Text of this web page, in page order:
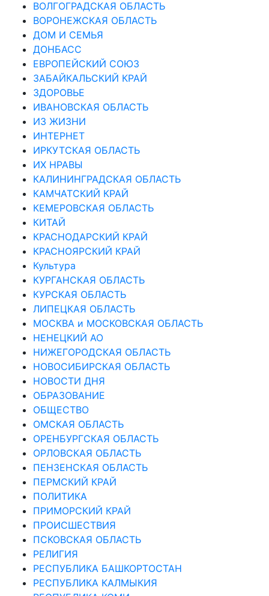
ВОЛГОГРАДСКАЯ ОБЛАСТЬ
ВОРОНЕЖСКАЯ ОБЛАСТЬ
ДОМ И СЕМЬЯ
ДОНБАСС
ЕВРОПЕЙСКИЙ СОЮЗ
ЗАБАЙКАЛЬСКИЙ КРАЙ
ЗДОРОВЬЕ
ИВАНОВСКАЯ ОБЛАСТЬ
ИЗ ЖИЗНИ
ИНТЕРНЕТ
ИРКУТСКАЯ ОБЛАСТЬ
ИХ НРАВЫ
КАЛИНИНГРАДCКАЯ ОБЛАСТЬ
КАМЧАТСКИЙ КРАЙ
КЕМЕРОВСКАЯ ОБЛАСТЬ
КИТАЙ
КРАСНОДАРСКИЙ КРАЙ
КРАСНОЯРСКИЙ КРАЙ
Культура
КУРГАНСКАЯ ОБЛАСТЬ
КУРСКАЯ ОБЛАСТЬ
ЛИПЕЦКАЯ ОБЛАСТЬ
МОСКВА и МОСКОВСКАЯ ОБЛАСТЬ
НЕНЕЦКИЙ АО
НИЖЕГОРОДСКАЯ ОБЛАСТЬ
НОВОСИБИРСКАЯ ОБЛАСТЬ
НОВОСТИ ДНЯ
ОБРАЗОВАНИЕ
ОБЩЕСТВО
ОМСКАЯ ОБЛАСТЬ
ОРЕНБУРГСКАЯ ОБЛАСТЬ
ОРЛОВСКАЯ ОБЛАСТЬ
ПЕНЗЕНСКАЯ ОБЛАСТЬ
ПЕРМСКИЙ КРАЙ
ПОЛИТИКА
ПРИМОРСКИЙ КРАЙ
ПРОИСШЕСТВИЯ
ПСКОВСКАЯ ОБЛАСТЬ
РЕЛИГИЯ
РЕСПУБЛИКА БАШКОРТОСТАН
РЕСПУБЛИКА КАЛМЫКИЯ